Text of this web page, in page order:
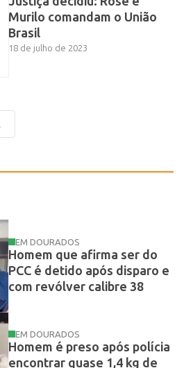
Murilo comandam o União
Brasil
18 de julho de 2023
EM DOURADOS
Homem que afirma ser do
PCC é detido após disparo e
com revólver calibre 38
EM DOURADOS
Homem é preso após polícia
encontrar quase 1,4 kg de